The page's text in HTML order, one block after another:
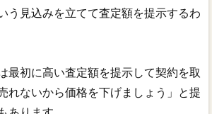
う見込みを立てて査定額を提示するわ
最初に高い査定額を提示して契約を取
れないから価格を下げましょう」と提